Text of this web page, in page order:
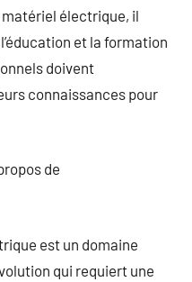
matériel électrique, il
et la formation
doivent
connaissances pour
de
est un domaine
qui requiert une